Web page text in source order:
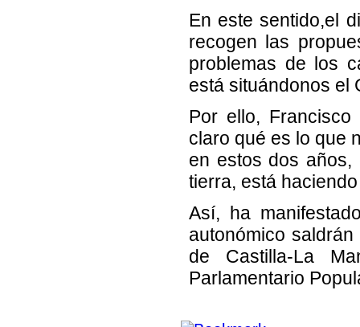
En este sentido,el
recogen las
problemas de los
está situándonos el
Por ello,
claro qué es lo que
en estos dos
tierra, está
Así, ha
autonómico
de Castilla-La
Parlamentario